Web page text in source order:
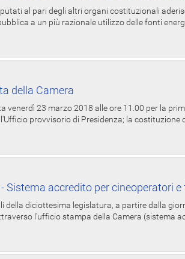
al pari degli altri organi costituzionali
a un più razionale utilizzo delle fonti
della Camera
venerdì 23 marzo 2018 alle ore 11.00 per la
provvisorio di Presidenza; la costituzione
Sistema accredito per cineoperatori
della diciottesima legislatura, a partire dalla
l'ufficio stampa della Camera (sistema